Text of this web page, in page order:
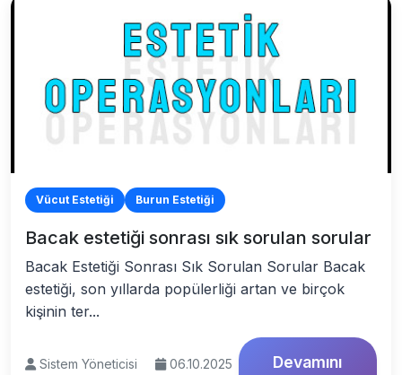
Vücut Estetiği Burun Estetiği
Bacak estetiği sonrası sık sorulan sorular
Bacak Estetiği Sonrası Sık Sorulan Sorular Bacak
estetiği, son yıllarda popülerliği artan ve birçok
kişinin ter...
Sistem Yöneticisi
06.10.2025
Devamını